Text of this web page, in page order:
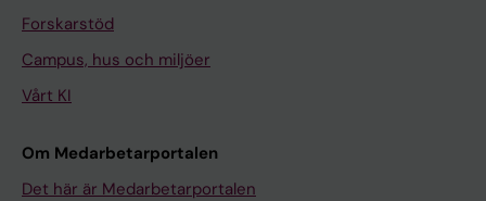
Forskarstöd
Campus, hus och miljöer
Vårt KI
Om Medarbetarportalen
Det här är Medarbetarportalen